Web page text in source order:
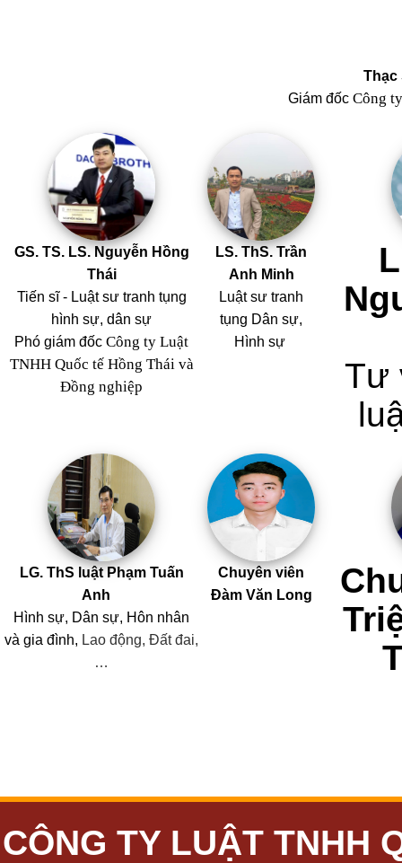
Thạc
Giám đốc Công
GS. TS. LS. Nguyễn Hồng
Thái
Tiến sĩ - Luật sư tranh tụng
hình sự, dân sự
Phó giám đốc Công ty Luật
TNHH Quốc tế Hồng Thái và
Đồng nghiệp
LS. ThS. Trần
Anh Minh
Luật sư tranh
tụng Dân sự,
Hình sự
Tư
LG. ThS luật Phạm Tuấn
Anh
Hình sự, Dân sự, Hôn nhân
và gia đình, Lao động, Đất đai,
…
Chuyên viên
Đàm Văn Long
CÔNG TY LUẬT TNHH